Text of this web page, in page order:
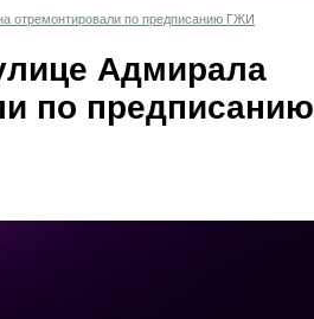
отремонтировали по предписанию ГЖИ
Адмирала
по предписанию